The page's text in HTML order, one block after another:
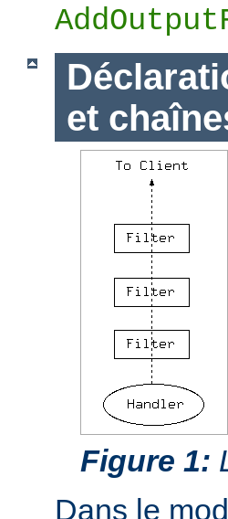
et
Figure 1:
Dans le